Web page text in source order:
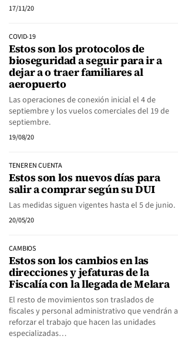
17/11/20
COVID-19
Estos son los protocolos de
bioseguridad a seguir para ir a
dejar a o traer familiares al
aeropuerto
Las operaciones de conexión inicial el 4 de
septiembre y los vuelos comerciales del 19 de
septiembre.
19/08/20
TENER EN CUENTA
Estos son los nuevos días para
salir a comprar según su DUI
Las medidas siguen vigentes hasta el 5 de junio.
20/05/20
CAMBIOS
Estos son los cambios en las
direcciones y jefaturas de la
Fiscalía con la llegada de Melara
El resto de movimientos son traslados de
fiscales y personal administrativo que vendrán a
reforzar el trabajo que hacen las unidades
especializadas…